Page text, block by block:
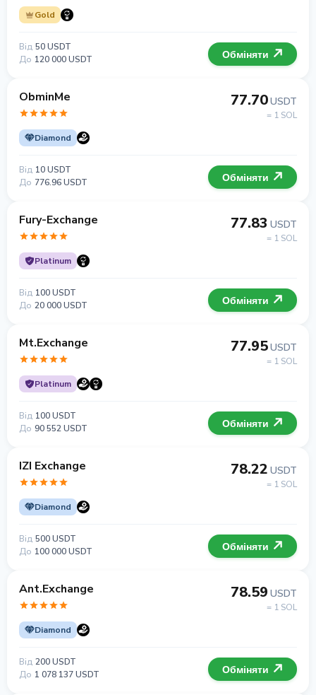
Gold
Від 50 USDT
До 120 000 USDT Обміняти
ObminMe
Diamond
77.70USDT
= 1 SOL
Від 10 USDT
До 776.96 USDT Обміняти
Fury-Exchange
Platinum
77.83 USDT
= 1 SOL
Від 100 USDT
До 20 000 USDT Обміняти
Mt.Exchange
Platinum
77.95USDT
= 1 SOL
Від 100 USDT
До 90 552 USDT Обміняти
IZI Exchange
Diamond
78.22 USDT
= 1 SOL
Від 500 USDT
До 100 000 USDT Обміняти
Ant.Exchange
Diamond
78.59 USDT
= 1 SOL
Від 200 USDT
До 1 078 137 USDT Обміняти